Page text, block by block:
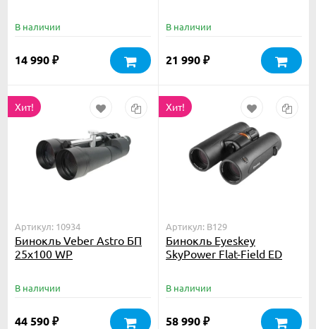
В наличии
14 990 ₽
В наличии
21 990 ₽
Хит!
Артикул: 10934
Бинокль Veber Astro БП
25x100 WP
В наличии
44 590 ₽
Хит!
Артикул: B129
Бинокль Eyeskey
SkyPower Flat-Field ED
В наличии
58 990 ₽